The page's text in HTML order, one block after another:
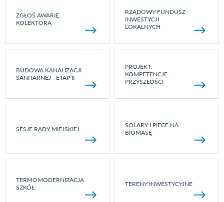
ZGŁOŚ AWARIĘ
KOLEKTORA
RZĄDOWY FUNDUSZ
INWESTYCJI
LOKALNYCH
BUDOWA KANALIZACJI
SANITARNEJ - ETAP II
PROJEKT:
KOMPETENCJE
PRZYSZŁOŚCI
SESJE RADY MIEJSKIEJ
SOLARY I PIECE NA
BIOMASĘ
TERMOMODERNIZACJA
SZKÓŁ
TERENY INWESTYCYJNE